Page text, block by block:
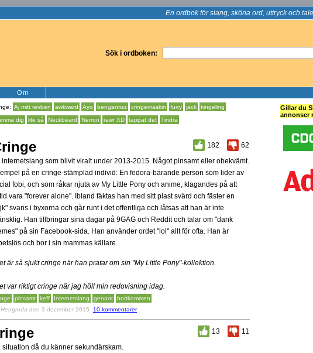
En ordbok för slang, sköna ord, uttryck och
Sök i ordboken:
Om
Aj mitt revben awkward Ayo benganrizz cringemaskin furry jäck
kingeling
dig
lite så Neckbeard Nerron rawr XD tappat det Tindra
182
62
internetslang som blivit viralt under 2013-2015. Något pinsamt eller obekvämt.
på en cringe-stämplad individ: En fedora-bärande person som lider av
fobi, och som råkar njuta av My Little Pony och anime, klagandes på att
vara "forever alone". Ibland fäktas han med sitt plast svärd och fäster en
svans i byxorna och går runt i det offentliga och låtsas att han är inte
Han tillbringar sina dagar på 9GAG och Reddit och talar om "dank
på sin Facebook-sida. Han använder ordet "lol" allt för ofta. Han är
och bor i sin mammas källare.
är så sjukt cringe när han pratar om sin "My Little Pony"-kollektion.
var riktigt cringe när jag höll min redovisning idag.
pinsamt keff Internetslang genant
bortkommen
Herrgroda den 3 december 2015 10 kommentarer
13
11
situation då du känner sekundärskam.
Gillar du
annonser